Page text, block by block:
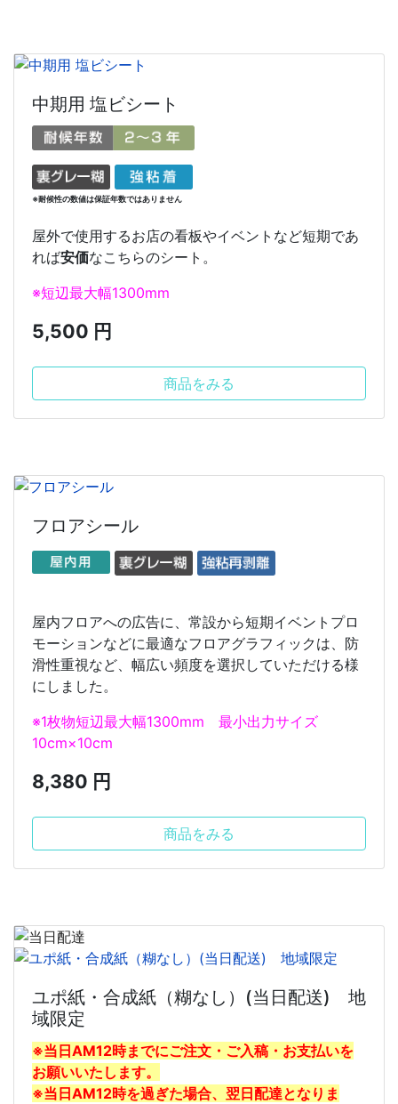
中期用 塩ビシート
※耐候性の数値は保証年数ではありません
屋外で使用するお店の看板やイベントなど短期であ
れば安価なこちらのシート。
※短辺最大幅1300mm
5,500 円
商品をみる
フロアシール
屋内フロアへの広告に、常設から短期イベントプロ
モーションなどに最適なフロアグラフィックは、防
滑性重視など、幅広い頻度を選択していただける様
にしました。
※1枚物短辺最大幅1300mm 最小出力サイズ
10cm×10cm
8,380 円
商品をみる
ユポ紙・合成紙（糊なし）(当日配送) 地
域限定
※当日AM12時までにご注文・ご入稿・お支払いを
お願いいたします。
※当日AM12時を過ぎた場合、翌日配達となりま